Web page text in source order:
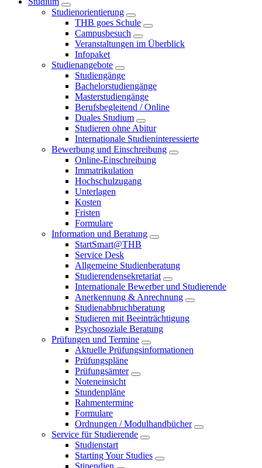
Studienorientierung
THB goes Schule
Campusbesuch
Veranstaltungen im Überblick
Infopaket
Studienangebote
Studiengänge
Bachelorstudiengänge
Masterstudiengänge
Berufsbegleitend / Online
Duales Studium
Studieren ohne Abitur
Internationale Studieninteressierte
Bewerbung und Einschreibung
Online-Einschreibung
Immatrikulation
Hochschulzugang
Unterlagen
Kosten
Fristen
Formulare
Information und Beratung
StartSmart@THB
Service Desk
Allgemeine Studienberatung
Studierendensekretariat
Internationale Bewerber und Studierende
Anerkennung & Anrechnung
Studienabbruchberatung
Studieren mit Beeinträchtigung
Psychosoziale Beratung
Prüfungen und Termine
Aktuelle Prüfungsinformationen
Prüfungspläne
Prüfungsämter
Noteneinsicht
Stundenpläne
Rahmentermine
Formulare
Ordnungen / Modulhandbücher
Service für Studierende
Studienstart
Starting Your Studies
Stipendien